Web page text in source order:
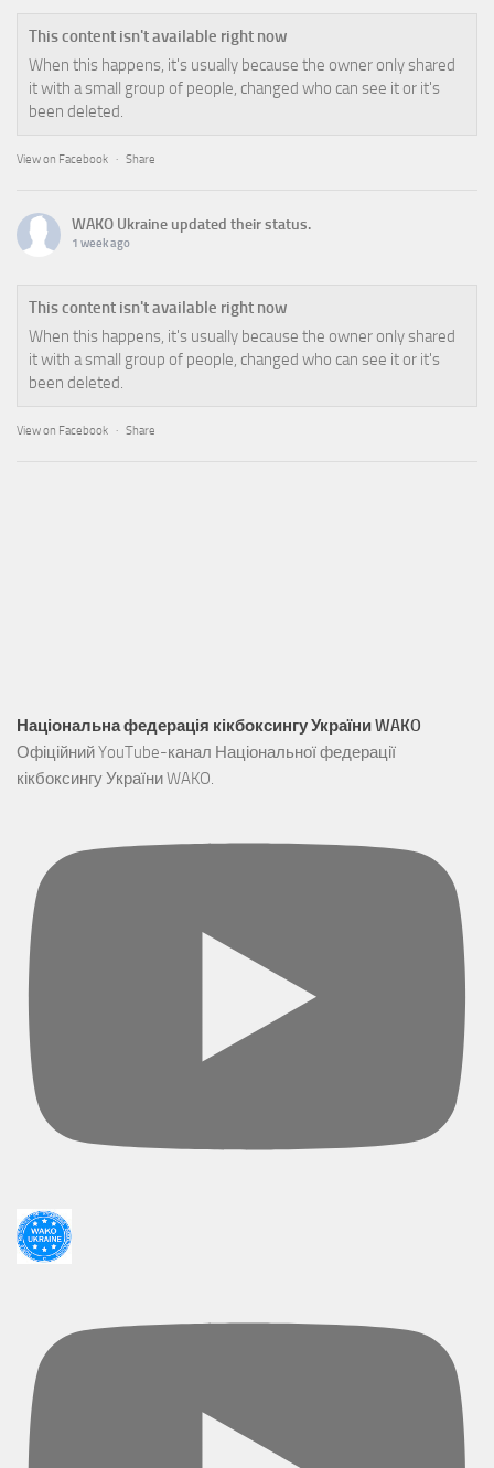
This content isn't available right now
When this happens, it's usually because the owner only shared
it with a small group of people, changed who can see it or it's
been deleted.
View on Facebook · Share
WAKO Ukraine updated their status.
1 week ago
This content isn't available right now
When this happens, it's usually because the owner only shared
it with a small group of people, changed who can see it or it's
been deleted.
View on Facebook · Share
Національна федерація кікбоксингу України WAKO
Офіційний YouTube-канал Національної федерації
кікбоксингу України WAKO.